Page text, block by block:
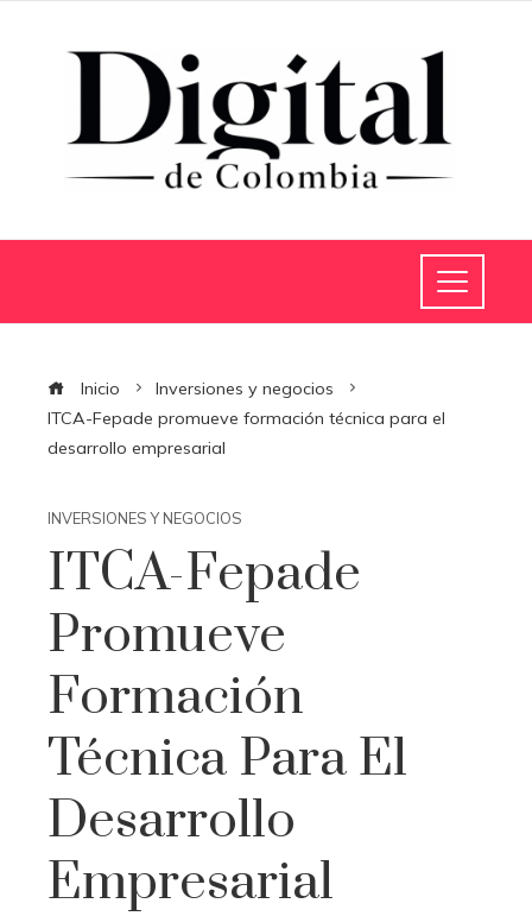
Inicio
Inversiones y negocios
ITCA-Fepade promueve formación técnica para el
desarrollo empresarial
INVERSIONES Y NEGOCIOS
ITCA-Fepade
Promueve
Formación
Técnica Para El
Desarrollo
Empresarial